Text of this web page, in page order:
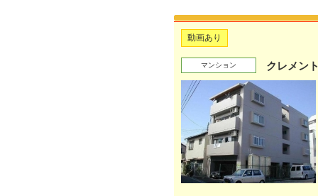
動画あり
マンション クレメン